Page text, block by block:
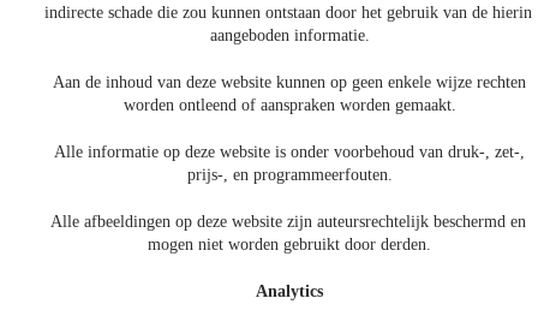
indirecte schade die zou kunnen ontstaan door het gebruik van de hierin
aangeboden informatie.
Aan de inhoud van deze website kunnen op geen enkele wijze rechten
worden ontleend of aanspraken worden gemaakt.
Alle informatie op deze website is onder voorbehoud van druk-, zet-,
prijs-, en programmeerfouten.
Alle afbeeldingen op deze website zijn auteursrechtelijk beschermd en
mogen niet worden gebruikt door derden.
Analytics